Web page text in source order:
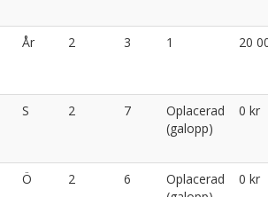
År 2 3 1 20
S 2 7
Oplacerad
(galopp)
0 kr
Ö 2 6
Oplacerad
0 kr